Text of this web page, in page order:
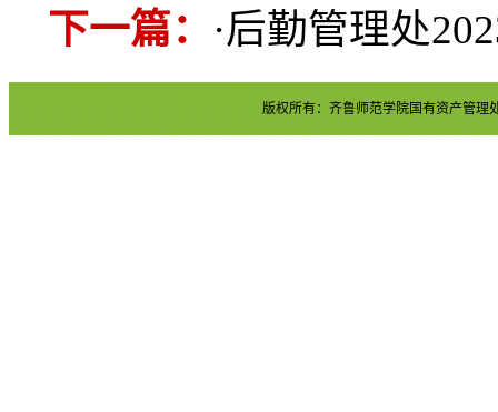
下一篇： ·后勤管理处
版权所有：齐鲁师范学院国有资产管理